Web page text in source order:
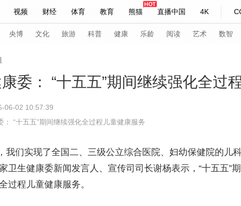
视频 财经 体育 教育 熊猫 直播中国 4K
央视快评 习式妙语 热解读 天天学习
听音 微视频 主持人 下载央视影音
央博 文化 旅游 科普 健康 乐龄 阅读 艺术 数智
直播中国 熊猫频道 VR/AR 4K专区 全景新闻
蓝海中国 新兵请入列 人生第一次 人生第二次
委： “十五五”期间继续强化全过
06-02 10:57:39
： “十五五”期间继续强化全过程儿童健康服务
们实现了全国二、三级公立综合医院、妇幼保健院的儿
卫生健康委新闻发言人、宣传司司长谢杨表示，“十五五”
过程儿童健康服务。